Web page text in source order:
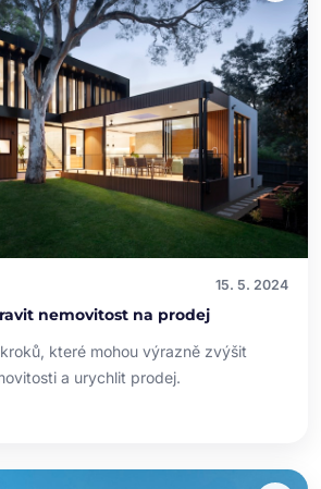
15. 5. 2024
nemovitost na prodej
které mohou výrazně zvýšit
a urychlit prodej.